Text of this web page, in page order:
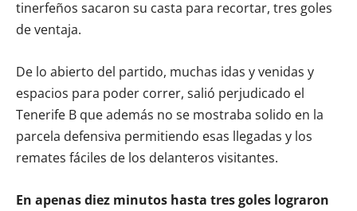
tinerfeños sacaron su casta para recortar, tres goles
de ventaja.
De lo abierto del partido, muchas idas y venidas y
espacios para poder correr, salió perjudicado el
Tenerife B que además no se mostraba solido en la
parcela defensiva permitiendo esas llegadas y los
remates fáciles de los delanteros visitantes.
En apenas diez minutos hasta tres goles lograron